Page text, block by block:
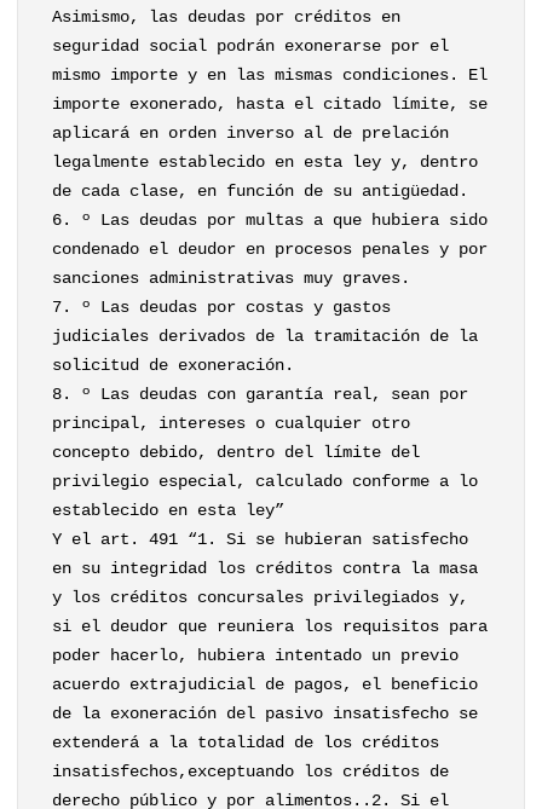
Asimismo, las deudas por créditos en
seguridad social podrán exonerarse por el
mismo importe y en las mismas condiciones. El
importe exonerado, hasta el citado límite, se
aplicará en orden inverso al de prelación
legalmente establecido en esta ley y, dentro
de cada clase, en función de su antigüedad.
6. º Las deudas por multas a que hubiera sido
condenado el deudor en procesos penales y por
sanciones administrativas muy graves.
7. º Las deudas por costas y gastos
judiciales derivados de la tramitación de la
solicitud de exoneración.
8. º Las deudas con garantía real, sean por
principal, intereses o cualquier otro
concepto debido, dentro del límite del
privilegio especial, calculado conforme a lo
establecido en esta ley”
Y el art. 491 “1. Si se hubieran satisfecho
en su integridad los créditos contra la masa
y los créditos concursales privilegiados y,
si el deudor que reuniera los requisitos para
poder hacerlo, hubiera intentado un previo
acuerdo extrajudicial de pagos, el beneficio
de la exoneración del pasivo insatisfecho se
extenderá a la totalidad de los créditos
insatisfechos,exceptuando los créditos de
derecho público y por alimentos..2. Si el